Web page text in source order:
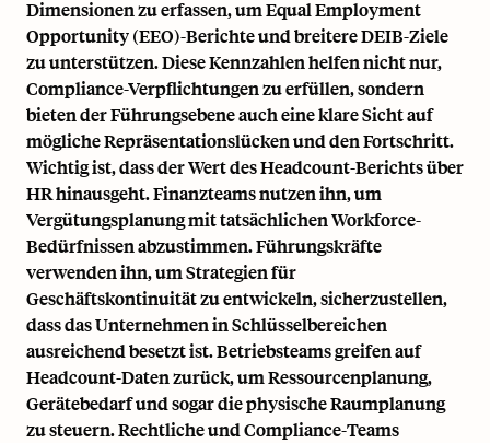
Dimensionen zu erfassen, umEqual Employment
Opportunity (EEO)-Berichte und breitere DEIB-Ziele
zu unterstützen. Diese Kennzahlen helfen nicht nur,
Compliance-Verpflichtungen zu erfüllen, sondern
bieten der Führungsebene auch eine klare Sicht auf
mögliche Repräsentationslücken und den Fortschritt.
Wichtig ist, dass der Wert des Headcount-Berichts über
HR hinausgeht. Finanzteams nutzen ihn, um
Vergütungsplanungmit tatsächlichen Workforce-
Bedürfnissen abzustimmen. Führungskräfte
verwenden ihn, um Strategien für
Geschäftskontinuität zu entwickeln, sicherzustellen,
dass das Unternehmen in Schlüsselbereichen
ausreichend besetzt ist. Betriebsteams greifen auf
Headcount-Daten zurück, um Ressourcenplanung,
Gerätebedarf und sogar die physische Raumplanung
zu steuern. Rechtliche und Compliance-Teams